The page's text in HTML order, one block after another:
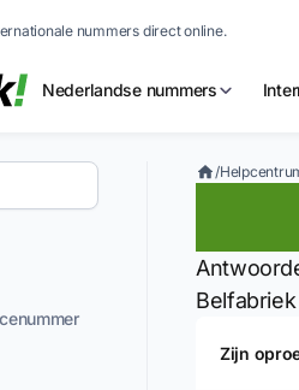
nummers direct online.
Nederlandse nummers
/
Zijn